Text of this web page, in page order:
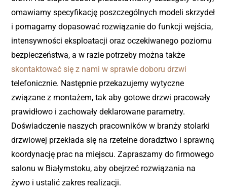
omawiamy specyfikację poszczególnych modeli skrzydeł
i pomagamy dopasować rozwiązanie do funkcji wejścia,
intensywności eksploatacji oraz oczekiwanego poziomu
bezpieczeństwa, a w razie potrzeby można także
skontaktować się z nami w sprawie doboru drzwi
telefonicznie. Następnie przekazujemy wytyczne
związane z montażem, tak aby gotowe drzwi pracowały
prawidłowo i zachowały deklarowane parametry.
Doświadczenie naszych pracowników w branży stolarki
drzwiowej przekłada się na rzetelne doradztwo i sprawną
koordynację prac na miejscu. Zapraszamy do firmowego
salonu w Białymstoku, aby obejrzeć rozwiązania na
żywo i ustalić zakres realizacji.